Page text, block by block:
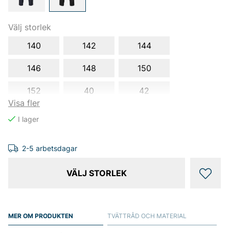
Välj storlek
Visa fler
140 142 144
146 148 150
152 40 42
2-5 arbetsdagar
VÄLJ STORLEK
MER OM PRODUKTEN TVÄTTRÅD OCH MATERIAL